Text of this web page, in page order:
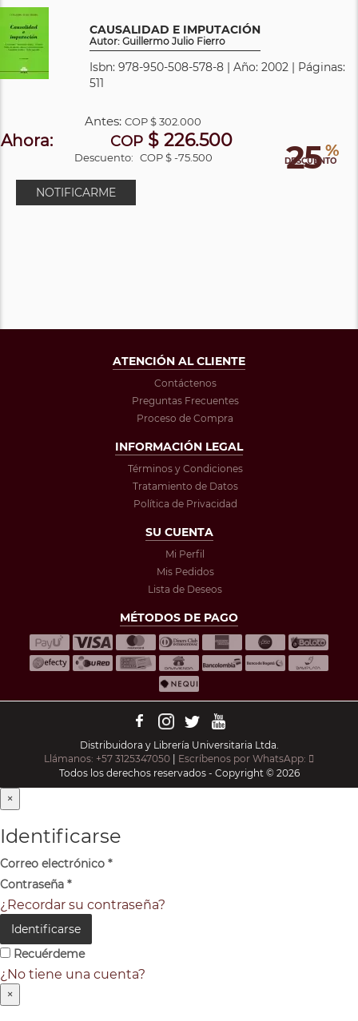
CAUSALIDAD E IMPUTACIÓN
Autor: Guillermo Julio Fierro
Isbn: 978-950-508-578-8 | Año: 2002 | Páginas:
511
25 %
DESCUENTO
Antes:COP$ 302.000
Ahora: COP$ 226.500
Descuento: COP $ -75.500
NOTIFICARME
ATENCIÓN AL CLIENTE
Contáctenos
Preguntas Frecuentes
Proceso de Compra
INFORMACIÓN LEGAL
Términos y Condiciones
Tratamiento de Datos
Política de Privacidad
SU CUENTA
Mi Perfil
Mis Pedidos
Lista de Deseos
MÉTODOS DE PAGO
Distribuidora y Librería Universitaria Ltda.
Llámanos: +57 3125347050 | Escríbenos por WhatsApp:
Todos los derechos reservados - Copyright © 2026
×
Identificarse
Correo electrónico *
Contraseña *
¿Recordar su contraseña?
Identificarse
Recuérdeme
¿No tiene una cuenta?
×